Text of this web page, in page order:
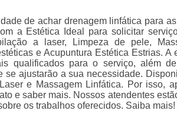
de achar drenagem linfática para
a Estética Ideal para solicitar
a laser, Limpeza de pele,
e Acupuntura Estética Estrias. A
qualificados para o serviço, além
se ajustarão a sua necessidade.
e Massagem Linfática. Por isso,
e saber mais. Nossos atendentes
os trabalhos oferecidos. Saiba mais!